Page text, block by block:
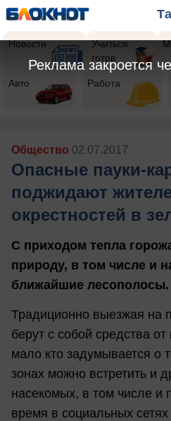
Новости
Учиться
готов
Авто Работа
Общество 02.07.2017
Опасные пауки-
поджидают
окрестностей в
С приходом тепла
природу, в том числе и
ближайшие лесополосы.
Традиционно выезжая на
берут с собой средства
мало кто задумывается о
зонах можно встретить и
насекомых, в том числе и
время в социальных